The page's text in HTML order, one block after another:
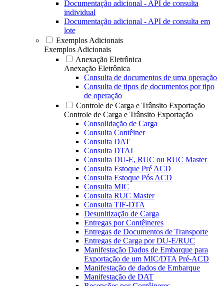
Documentação adicional - API de consulta
individual
Documentação adicional - API de consulta em
lote
Exemplos Adicionais
Exemplos Adicionais
Anexação Eletrônica
Anexação Eletrônica
Consulta de documentos de uma operação
Consulta de tipos de documentos por tipo
de operação
Controle de Carga e Trânsito Exportação
Controle de Carga e Trânsito Exportação
Consolidação de Carga
Consulta Contêiner
Consulta DAT
Consulta DTAI
Consulta DU-E, RUC ou RUC Master
Consulta Estoque Pré ACD
Consulta Estoque Pós ACD
Consulta MIC
Consulta RUC Master
Consulta TIF-DTA
Desunitização de Carga
Entregas por Contêineres
Entregas de Documentos de Transporte
Entregas de Carga por DU-E/RUC
Manifestação Dados de Embarque para
Exportação de um MIC/DTA Pré-ACD
Manifestação de dados de Embarque
Manifestação de DAT